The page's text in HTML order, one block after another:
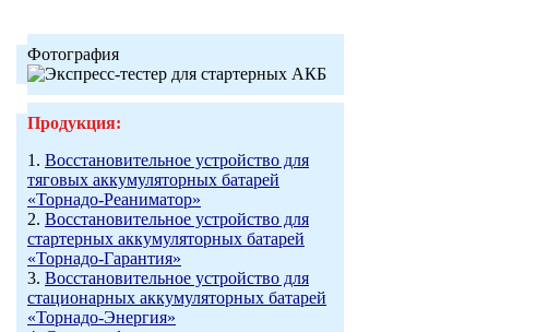
Фотография
Продукция:
1. Восстановительное устройство для
тяговых аккумуляторных батарей
«Торнадо-Реаниматор»
2. Восстановительное устройство для
стартерных аккумуляторных батарей
«Торнадо-Гарантия»
3. Восстановительное устройство для
стационарных аккумуляторных батарей
«Торнадо-Энергия»